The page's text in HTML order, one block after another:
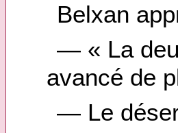
Belxan
— « La
avancé de
— Le